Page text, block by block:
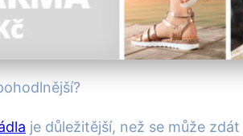
je důležitější, než se může